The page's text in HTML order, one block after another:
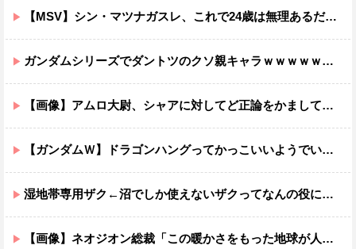
【MSV】シン・マツナガスレ、これで24歳は無理あるだろ…
ガンダムシリーズでダントツのクソ親キャラｗｗｗｗｗｗｗｗｗｗｗｗ
【画像】アムロ大尉、シャアに対してど正論をかましてしまうｗｗｗｗｗｗｗｗｗｗ
【ガンダムＷ】ドラゴンハングってかっこいいようでいて実は全然かっこよくないのでは？
湿地帯専用ザク←沼でしか使えないザクってなんの役に立つ設定なんだ？
【画像】ネオジオン総裁「この暖かさをもった地球が人間さえ破壊するんだ（汗だく）」